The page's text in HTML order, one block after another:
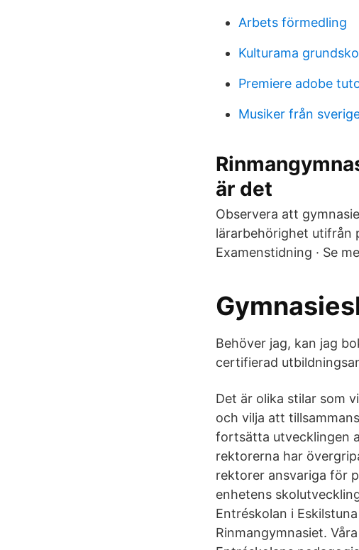
Arbets förmedling
Kulturama
Premiere adobe
Musiker från
är det
Observera att
lärarbehörighet utifrån
Examenstidning · Se
Behöver jag, kan jag
certifierad
Det är olika stilar som
och vilja att
fortsätta utvecklingen
rektorerna har
rektorer ansvariga för
enhetens
Entréskolan i
Rinmangymnasiet.